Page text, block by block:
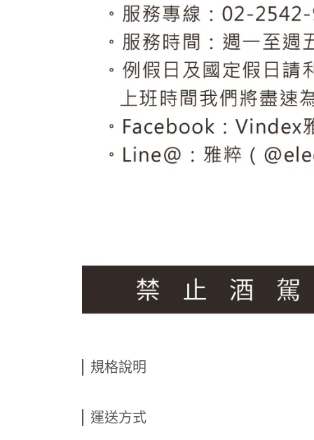
規格說明
運送方式